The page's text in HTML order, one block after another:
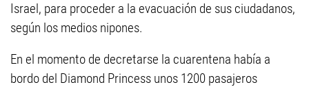
Israel, para proceder a la evacuación de sus ciudadanos,
según los medios nipones.
En el momento de decretarse la cuarentena había a
bordo del Diamond Princess unos 1200 pasajeros